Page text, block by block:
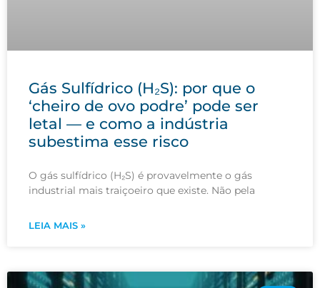
Gás Sulfídrico (H₂S): por que o
‘cheiro de ovo podre’ pode ser
letal — e como a indústria
subestima esse risco
O gás sulfídrico (H₂S) é provavelmente o gás
industrial mais traiçoeiro que existe. Não pela
LEIA MAIS »